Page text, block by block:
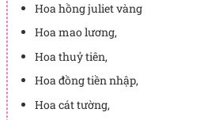
đổi quà tặng ưu đãi tại Flowersight.
Đăng ký
chính xác nhất dành cho bạn.
Hoa hồng juliet vàng
Hoa mao lương,
Hoa thuỷ tiên,
Hoa đồng tiền nhập,
Hoa cát tường,